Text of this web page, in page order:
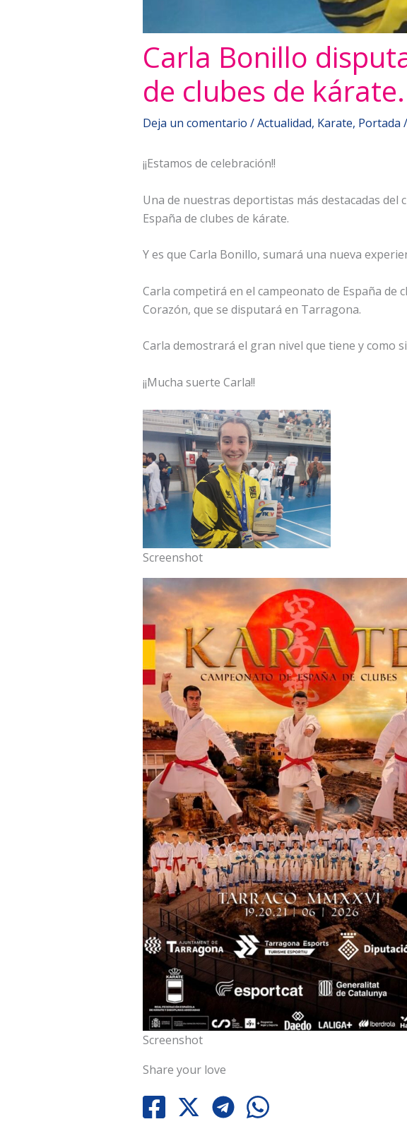
Carla Bonillo
de clubes de kárate.
Deja un comentario /Actualidad, Karate, Portada
¡¡Estamos de celebración!!
Una de nuestras deportistas más destacadas
España de clubes de kárate.
Y es que Carla Bonillo, sumará una nueva
Carla competirá en el campeonato de España de
Corazón, que se disputará en Tarragona.
Carla demostrará el gran nivel que tiene y como
¡¡Mucha suerte Carla!!
Screenshot
Screenshot
Share your love